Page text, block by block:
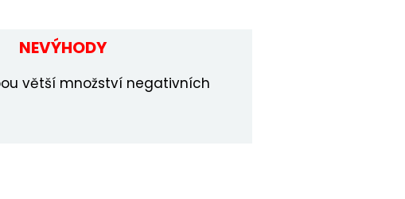
NEVÝHODY
větší množství negativních